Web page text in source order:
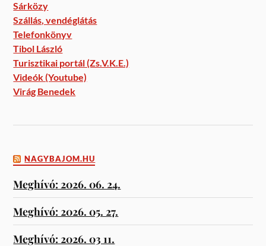
Sárközy
Szállás, vendéglátás
Telefonkönyv
Tibol László
Turisztikai portál (Zs.V.K.E.)
Videók (Youtube)
Virág Benedek
NAGYBAJOM.HU
Meghívó: 2026. 06. 24.
Meghívó: 2026. 05. 27.
Meghívó: 2026. 03 11.